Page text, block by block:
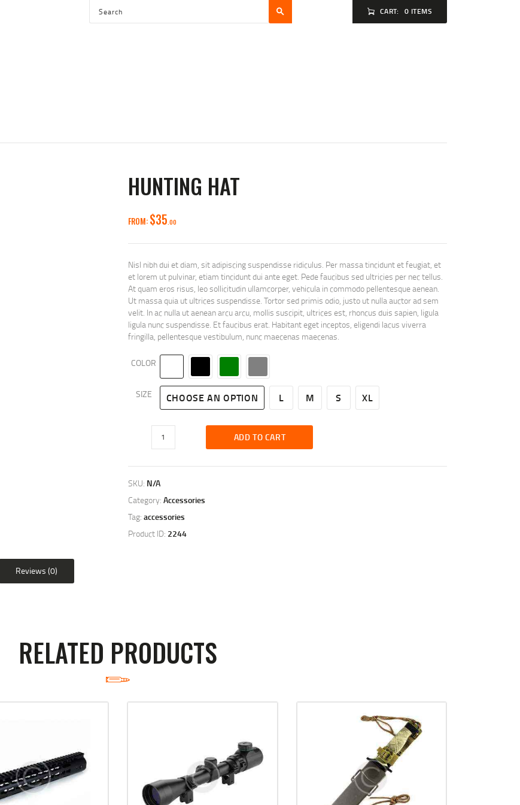
CART: 0 ITEMS
ABOUT
HUNTING HAT
FROM: $35 00
Nisl nibh dui et diam, sit adipiscing suspendisse ridiculus. Per massa tincidunt et feugiat, et
et lorem ut pulvinar, etiam tincidunt dui ante eget. Pede faucibus sed ultricies per nec tellus.
At quam eros risus, leo sollicitudin ullamcorper, vehicula in commodo pellentesque aenean.
Ut massa quia ut ultrices suspendisse. Tortor sed primis odio, justo ut nulla auctor ad sem
velit. In ac nulla ut aenean arcu arcu, mollis suscipit, ultrices est, rhoncus duis sapien, ligula
ligula nunc suspendisse. Et faucibus erat. Habitant eget inceptos, eligendi lacus viverra
fringilla, pellentesque vestibulum, nunc maecenas maecenas.
COLOR
SIZE CHOOSE AN OPTION L M S XL
ADD TO CART
SKU: N/A
Category: Accessories
Tag: accessories
Product ID: 2244
Reviews (0)
RELATED PRODUCTS